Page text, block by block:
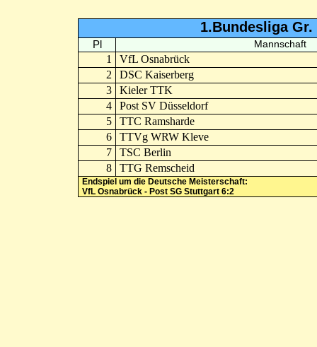
1.Bundesliga Gr.
Pl Mannschaft
1
VfL Osnabrück
2
DSC Kaiserberg
3
Kieler TTK
4
Post SV Düsseldorf
5
TTC Ramsharde
6
TTVg WRW Kleve
7
TSC Berlin
8
TTG Remscheid
Endspiel um die Deutsche Meisterschaft:
VfL Osnabrück - Post SG Stuttgart 6:2